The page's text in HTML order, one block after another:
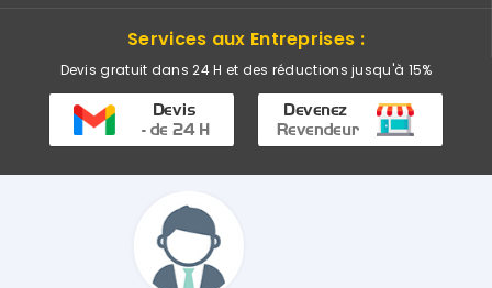
Services aux Entreprises :
Devis gratuit dans 24 H et des réductions jusqu'à 15%